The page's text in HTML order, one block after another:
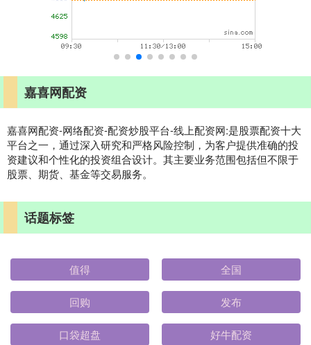
嘉喜网配资
嘉喜网配资-网络配资-配资炒股平台-线上配资网:是股票配资十大
平台之一，通过深入研究和严格风险控制，为客户提供准确的投
资建议和个性化的投资组合设计。其主要业务范围包括但不限于
股票、期货、基金等交易服务。
话题标签
值得 全国
回购 发布
口袋超盘 好牛配资